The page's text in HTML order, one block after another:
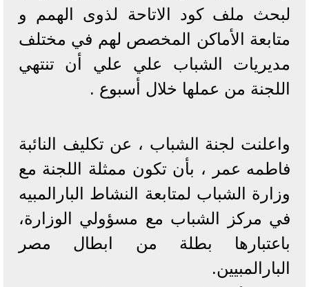
لبحث ملف كود الاتاحة لذوى الهمم و
متابعة الأماكن المخصص لهم في مختلف
مديريات الشباب علي علي أن تنتهي
اللجنة من عملها خلال أسبوع .
واعلنت لجنة الشباب ، عن تكليف النائبة
فاطمه عمر ، بأن تكون ممثلة اللجنة مع
وزارة الشباب لمتابعة النشاط البارالمبيه
في مركز الشباب مع مسؤولي الوزارة،
باعتبارها بطلة من ابطال مصر
البارالمبيين.